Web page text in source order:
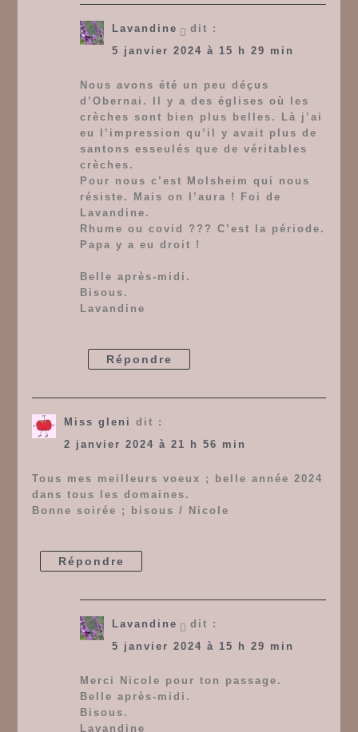
Lavandine
dit :
5 janvier 2024 à 15 h 29 min
Nous avons été un peu déçus
d’Obernai. Il y a des églises où les
crèches sont bien plus belles. Là j’ai
eu l’impression qu’il y avait plus de
santons esseulés que de véritables
crèches.
Pour nous c’est Molsheim qui nous
résiste. Mais on l’aura ! Foi de
Lavandine.
Rhume ou covid ??? C’est la période.
Papa y a eu droit !
Belle après-midi.
Bisous.
Lavandine
Répondre
Miss gleni
dit :
2 janvier 2024 à 21 h 56 min
Tous mes meilleurs voeux ; belle année 2024
dans tous les domaines.
Bonne soirée ; bisous / Nicole
Répondre
Lavandine
dit :
5 janvier 2024 à 15 h 29 min
Merci Nicole pour ton passage.
Belle après-midi.
Bisous.
Lavandine